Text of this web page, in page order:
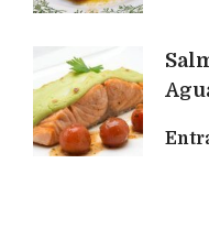
entradas